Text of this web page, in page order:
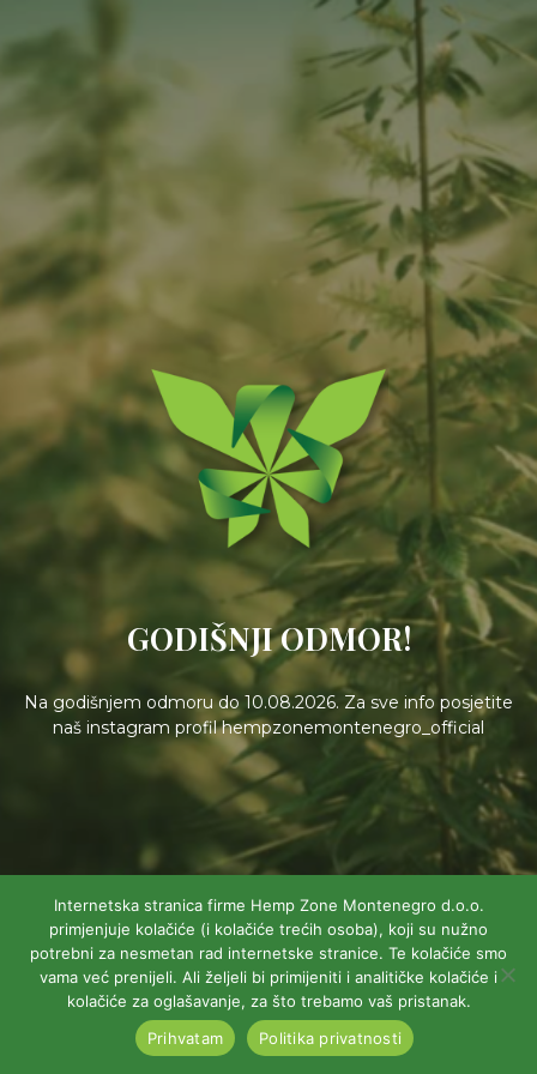
GODIŠNJI ODMOR!
Na godišnjem odmoru do 10.08.2026. Za sve info posjetite
naš instagram profil hempzonemontenegro_official
Internetska stranica firme Hemp Zone Montenegro d.o.o.
primjenjuje kolačiće (i kolačiće trećih osoba), koji su nužno
potrebni za nesmetan rad internetske stranice. Te kolačiće smo
vama već prenijeli. Ali željeli bi primijeniti i analitičke kolačiće i
kolačiće za oglašavanje, za što trebamo vaš pristanak.
Prihvatam
Politika privatnosti